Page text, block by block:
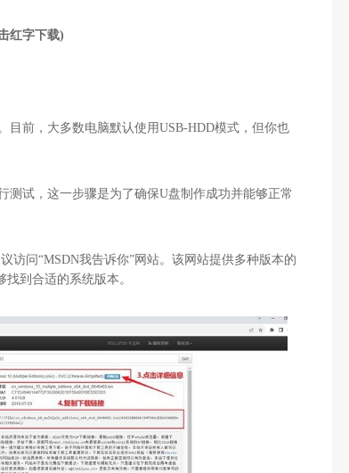
红字下载)
目前，大多数电脑默认使用USB-HDD模式，但你也
测试，这一步骤是为了确保U盘制作成功并能够正常
访问“MSDN我告诉你”网站。该网站提供多种版本的
到合适的系统版本。